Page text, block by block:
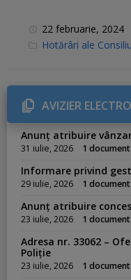
22 februarie, 2024
C
r
i
e
s
Hotărâri ale
AVIZIER
Anunț atribuire
31 iulie, 2026 1 document
Informare privind
29 iulie, 2026 1 document
Anunț atribuire
23 iulie, 2026 1 document
Adresa nr. 33062 –
Poliție
23 iulie, 2026 1 document